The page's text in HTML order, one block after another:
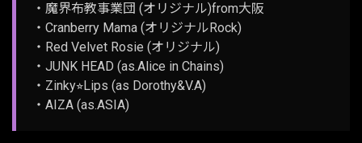
・魔界布教事業団 (オリジナル)from大阪
・Cranberry Mama (オリジナルRock)
・Red Velvet Rosie (オリジナル)
・JUNK HEAD (as.Alice in Chains)
・Zinky⭐︎Lips (as Dorothy&V.A)
・AIZA (as.ASIA)